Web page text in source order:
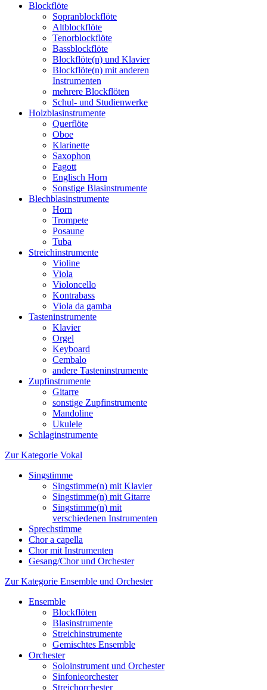
Blockflöte
Sopranblockflöte
Altblockflöte
Tenorblockflöte
Bassblockflöte
Blockflöte(n) und Klavier
Blockflöte(n) mit anderen
Instrumenten
mehrere Blockflöten
Schul- und Studienwerke
Holzblasinstrumente
Querflöte
Oboe
Klarinette
Saxophon
Fagott
Englisch Horn
Sonstige Blasinstrumente
Blechblasinstrumente
Horn
Trompete
Posaune
Tuba
Streichinstrumente
Violine
Viola
Violoncello
Kontrabass
Viola da gamba
Tasteninstrumente
Klavier
Orgel
Keyboard
Cembalo
andere Tasteninstrumente
Zupfinstrumente
Gitarre
sonstige Zupfinstrumente
Mandoline
Ukulele
Schlaginstrumente
Zur Kategorie Vokal
Singstimme
Singstimme(n) mit Klavier
Singstimme(n) mit Gitarre
Singstimme(n) mit
verschiedenen Instrumenten
Sprechstimme
Chor a capella
Chor mit Instrumenten
Gesang/Chor und Orchester
Zur Kategorie Ensemble und Orchester
Ensemble
Blockflöten
Blasinstrumente
Streichinstrumente
Gemischtes Ensemble
Orchester
Soloinstrument und Orchester
Sinfonieorchester
Streichorchester